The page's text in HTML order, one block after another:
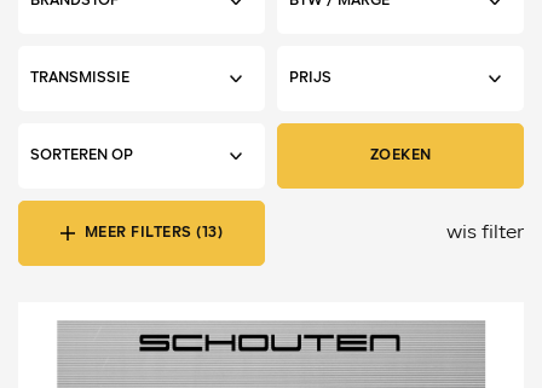
ZOEKEN
MEER FILTERS (13) wis filter